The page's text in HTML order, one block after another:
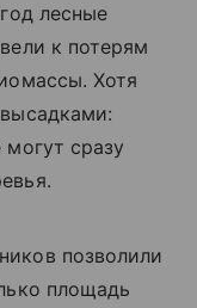
лесные
к потерям
Хотя
сразу
позволили
площадь